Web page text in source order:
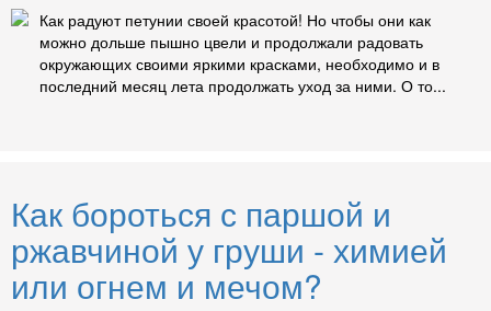
Как радуют петунии своей красотой! Но чтобы они как
можно дольше пышно цвели и продолжали радовать
окружающих своими яркими красками, необходимо и в
последний месяц лета продолжать уход за ними. О то...
Как бороться с паршой и
ржавчиной у груши - химией
или огнем и мечом?